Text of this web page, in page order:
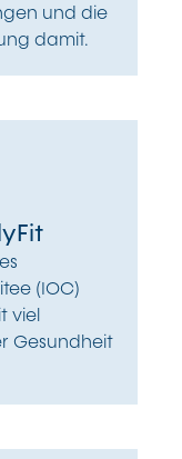
und die
damit.
(IOC)
viel
Gesundheit